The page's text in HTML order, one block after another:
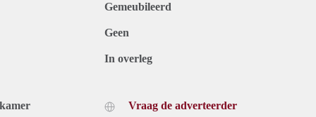
Gemeubileerd
Geen
In overleg
Vraag de adverteerder